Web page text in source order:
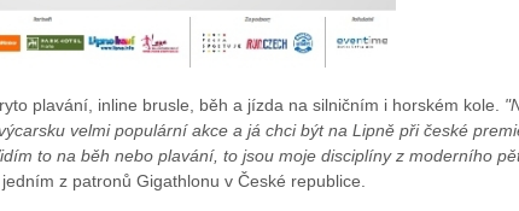
plavání, inline brusle, běh a jízda na silničním i horském kole.
velmi populární akce a já chci být na Lipně při české
to na běh nebo plavání, to jsou moje disciplíny z moderního
z patronů Gigathlonu v České republice.